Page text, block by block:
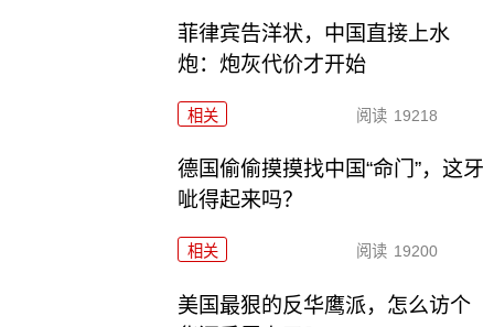
菲律宾告洋状，中国直接上水
炮：炮灰代价才开始
相关 阅读 19218
德国偷偷摸摸找中国“命门”，这牙
呲得起来吗？
相关 阅读 19200
美国最狠的反华鹰派，怎么访个